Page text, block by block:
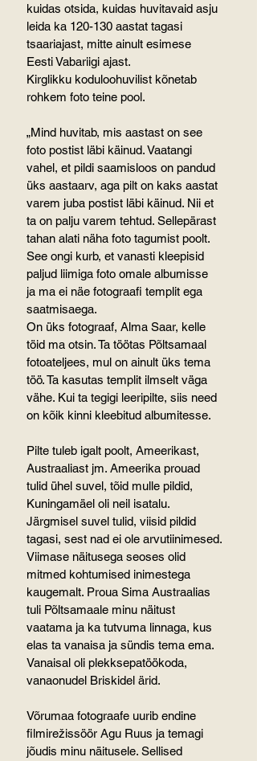
kuidas otsida, kuidas huvitavaid asju
leida ka 120-130 aastat tagasi
tsaariajast, mitte ainult esimese
Eesti Vabariigi ajast.
Kirglikku koduloohuvilist kõnetab
rohkem foto teine pool.
„Mind huvitab, mis aastast on see
foto postist läbi käinud. Vaatangi
vahel, et pildi saamisloos on pandud
üks aastaarv, aga pilt on kaks aastat
varem juba postist läbi käinud. Nii et
ta on palju varem tehtud. Sellepärast
tahan alati näha foto tagumist poolt.
See ongi kurb, et vanasti kleepisid
paljud liimiga foto omale albumisse
ja ma ei näe fotograafi templit ega
saatmisaega.
On üks fotograaf, Alma Saar, kelle
töid ma otsin. Ta töötas Põltsamaal
fotoateljees, mul on ainult üks tema
töö. Ta kasutas templit ilmselt väga
vähe. Kui ta tegigi leeripilte, siis need
on kõik kinni kleebitud albumitesse.
Pilte tuleb igalt poolt, Ameerikast,
Austraaliast jm. Ameerika prouad
tulid ühel suvel, tõid mulle pildid,
Kuningamäel oli neil isatalu.
Järgmisel suvel tulid, viisid pildid
tagasi, sest nad ei ole arvutiinimesed.
Viimase näitusega seoses olid
mitmed kohtumised inimestega
kaugemalt. Proua Sima Austraalias
tuli Põltsamaale minu näitust
vaatama ja ka tutvuma linnaga, kus
elas ta vanaisa ja sündis tema ema.
Vanaisal oli plekksepatöökoda,
vanaonudel Briskidel ärid.
Võrumaa fotograafe uurib endine
filmirežissöör Agu Ruus ja temagi
jõudis minu näitusele. Sellised